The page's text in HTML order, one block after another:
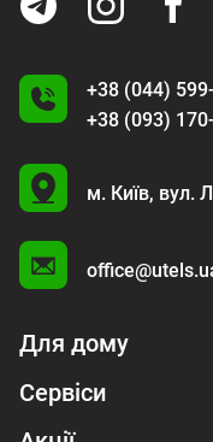
+38 (044)
+38 (093)
U
м. Київ, вул.
Для дому
Сервіси